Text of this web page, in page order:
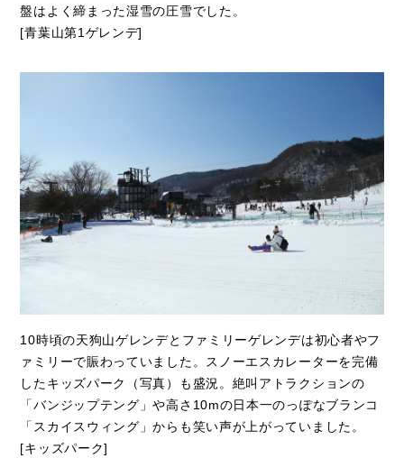
盤はよく締まった湿雪の圧雪でした。
[青葉山第1ゲレンデ]
10時頃の天狗山ゲレンデとファミリーゲレンデは初心者やフ
ァミリーで賑わっていました。スノーエスカレーターを完備
したキッズパーク（写真）も盛況。絶叫アトラクションの
「バンジップテング」や高さ10mの日本一のっぽなブランコ
「スカイスウィング」からも笑い声が上がっていました。
[キッズパーク]